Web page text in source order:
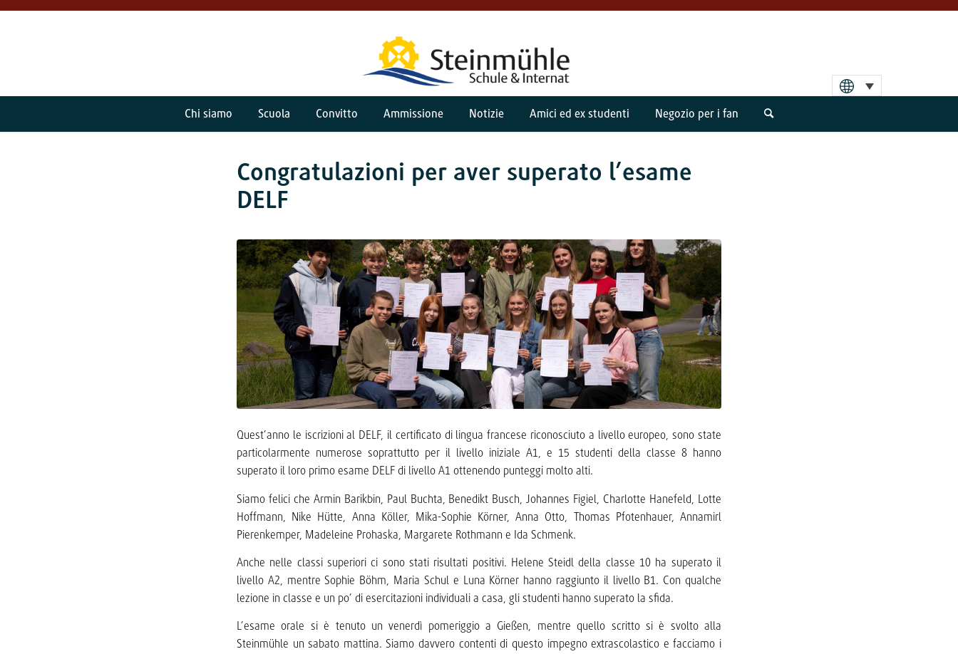
Chi siamo Scuola Convitto Ammissione Notizie Amici ed ex studenti Negozio per i fan
Congratulazioni per aver superato l’esame
DELF
Quest’anno le iscrizioni al DELF, il certificato di lingua francese riconosciuto a livello europeo, sono state
particolarmente numerose soprattutto per il livello iniziale A1, e 15 studenti della classe 8 hanno
superato il loro primo esame DELF di livello A1 ottenendo punteggi molto alti.
Siamo felici che Armin Barikbin, Paul Buchta, Benedikt Busch, Johannes Figiel, Charlotte Hanefeld, Lotte
Hoffmann, Nike Hütte, Anna Köller, Mika-Sophie Körner, Anna Otto, Thomas Pfotenhauer, Annamirl
Pierenkemper, Madeleine Prohaska, Margarete Rothmann e Ida Schmenk.
Anche nelle classi superiori ci sono stati risultati positivi. Helene Steidl della classe 10 ha superato il
livello A2, mentre Sophie Böhm, Maria Schul e Luna Körner hanno raggiunto il livello B1. Con qualche
lezione in classe e un po’ di esercitazioni individuali a casa, gli studenti hanno superato la sfida.
L’esame orale si è tenuto un venerdì pomeriggio a Gießen, mentre quello scritto si è svolto alla
Steinmühle un sabato mattina. Siamo davvero contenti di questo impegno extrascolastico e facciamo i